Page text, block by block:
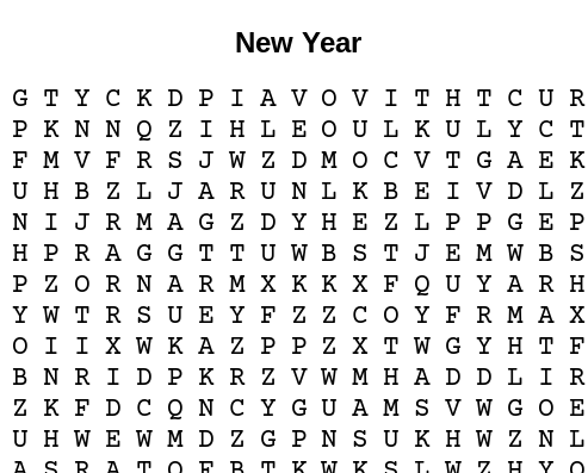
New Year
G T Y C K D P I A V O V I T H T C U R
P K N N Q Z I H L E O U L K U L Y C T
F M V F R S J W Z D M O C V T G A E K
U H B Z L J A R U N L K B E I V D L Z
N I J R M A G Z D Y H E Z L P P G E P
H P R A G G T T U W B S T J E M W B S
P Z O R N A R M X K K X F Q U Y A R H
Y W T R S U E Y F Z Z C O Y F R M A X
O I I X W K A Z P P Z X T W G Y H T F
B N R I D P K R Z V W M H A D D L I R
Z K F D C Q N C Y G U A M S V W G O E
U H W E W M D Z G P N S U K H W Z N L